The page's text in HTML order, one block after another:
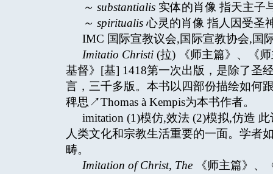
～ substantialis 实体的肖像 指天主子
～ spiritualis心灵的肖像 指人因受圣
IMC 国际宣教议会,国际宣教协会,国
Imitatio Christi(拉) 《师主篇》、《
基督》[基] 1418第一次出版，是除了圣
言，三千多版。本书以四部份描绘如何
稗思↗Thomas à Kempis为本书作者。
imitation (1)模仿,效法 (2)模拟,仿造
人类文化和宗教生活重要的一面。学者
畴。
Imitation of Christ, The《师主篇》、